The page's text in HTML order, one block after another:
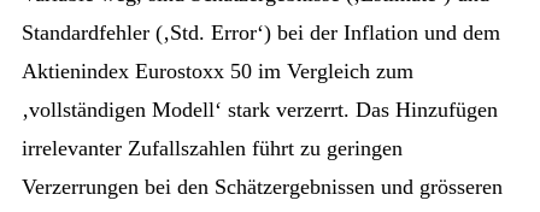
Standardfehler (‚Std. Error‘) bei der Inflation und dem
Aktienindex Eurostoxx 50 im Vergleich zum
‚vollständigen Modell‘ stark verzerrt. Das Hinzufügen
irrelevanter Zufallszahlen führt zu geringen
Verzerrungen bei den Schätzergebnissen und grösseren